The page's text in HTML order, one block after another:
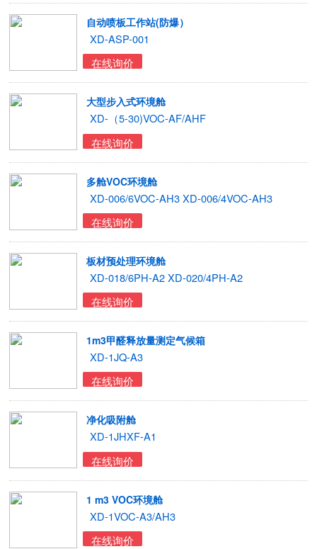
自动喷板工作站(防爆）
XD-ASP-001
在线询价
大型步入式环境舱
XD-（5-30)VOC-AF/AHF
在线询价
多舱VOC环境舱
XD-006/6VOC-AH3 XD-006/4VOC-AH3
在线询价
板材预处理环境舱
XD-018/6PH-A2 XD-020/4PH-A2
在线询价
1m3甲醛释放量测定气候箱
XD-1JQ-A3
在线询价
净化吸附舱
XD-1JHXF-A1
在线询价
1 m3 VOC环境舱
XD-1VOC-A3/AH3
在线询价